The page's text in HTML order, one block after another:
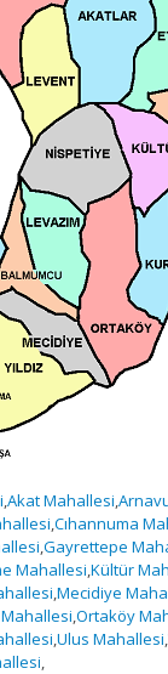
Akat Mahallesi
Cıhannuma
Gayrettepe
Mahallesi Kültür
Mecidiye
Ortaköy
Ulus Mahallesi